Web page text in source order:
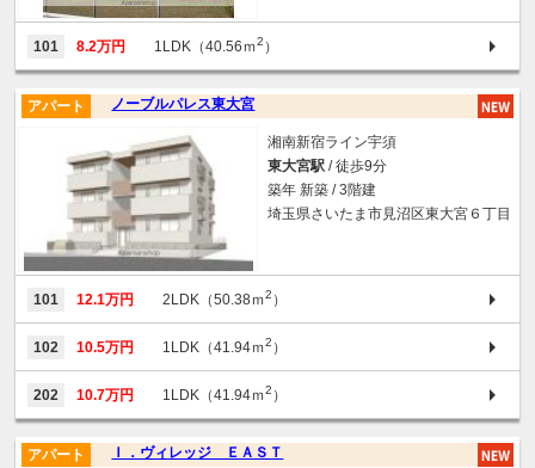
101 8.2万円 1LDK（40.56ｍ2 ）
ノーブルパレス東大宮
アパート
湘南新宿ライン宇須
東大宮駅 / 徒歩9分
築年 新築 / 3階建
埼玉県さいたま市見沼区東大宮６丁目
101 12.1万円 2LDK（50.38ｍ2 ）
102 10.5万円 1LDK（41.94ｍ2 ）
202 10.7万円 1LDK（41.94ｍ2 ）
Ｉ．ヴィレッジ ＥＡＳＴ
アパート